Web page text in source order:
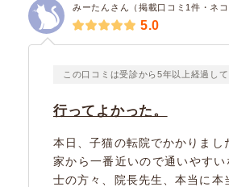
みーたんさん（掲載口コミ1件・ネコ
5.0
この口コミは受診から5年以上経過して
行ってよかった。
本日、子猫の転院でかかりまし
家から一番近いので通いやす
士の方々、院長先生、本当に本